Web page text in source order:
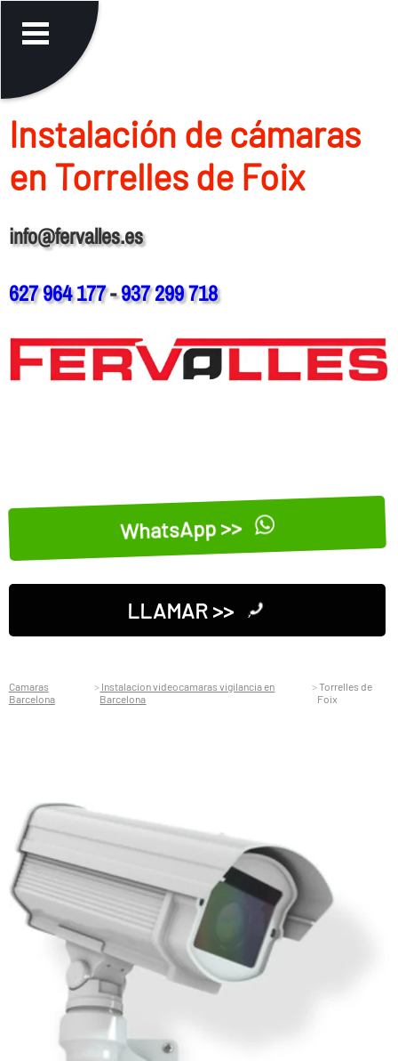
Instalación de cámaras
en Torrelles de Foix
info@fervalles.es
627 964 177-937 299 718
WhatsApp >>
LLAMAR >>
Camaras
Barcelona
Instalacion videocamaras vigilancia en
Barcelona
Torrelles de
Foix